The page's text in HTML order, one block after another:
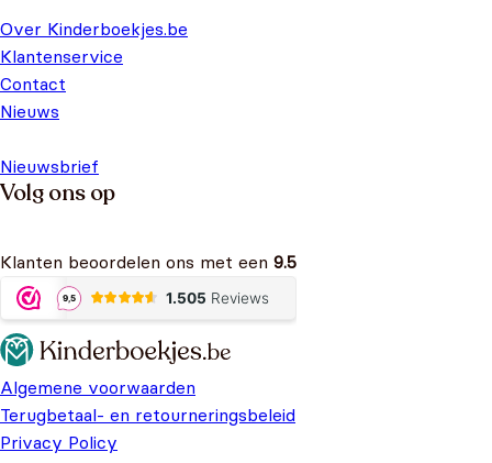
Over Kinderboekjes.be
Klantenservice
Contact
Nieuws
Nieuwsbrief
Volg ons op
Klanten beoordelen ons met een 9.5
Algemene voorwaarden
Terugbetaal- en retourneringsbeleid
Privacy Policy